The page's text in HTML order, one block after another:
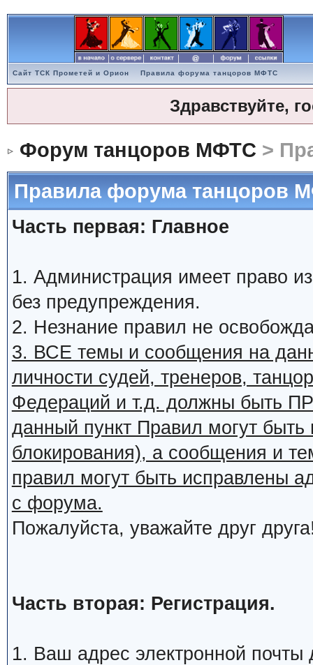
Сайт ТСК Прометей и Орион Правила форума танцоров МФТС
Здравствуйте,
Форум танцоров МФТС >
Правила форума танцоров
Часть первая: Главное
1. Администрация имеет право
без предупреждения.
2. Незнание правил не
3. ВСЕ темы и сообщения на
личности судей, тренеров,
Федераций и т.д. должны
данный пункт Правил могут
блокирования), а сообщения и
правил могут быть исправлены
с форума.
Пожалуйста, уважайте друг
Часть вторая: Регистрация.
1. Ваш адрес электронной